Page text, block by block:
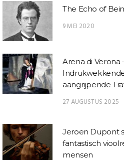
BLADMUZIEK
Florian Pichlbauer – Valse
The Echo of
9 MEI 2020
Arena di Verona
aangrijpende
27 AUGUSTUS 2025
Jeroen Dupont
fantastisch
mensen